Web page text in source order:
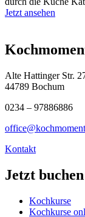
Jetzt ansehen
Alte Hattinger Str.
44789 Bochum
0234 – 97886886
Kontakt
Jetzt buchen
Kochkurse
Kochkurse